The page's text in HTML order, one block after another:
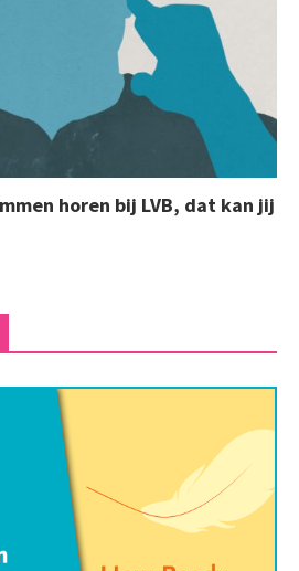
horen bij LVB, dat kan jij